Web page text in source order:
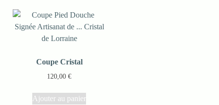
Coupe Cristal
120,00€
Ajouter au panier